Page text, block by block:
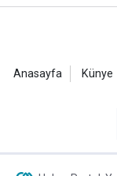
Anasayfa Künye